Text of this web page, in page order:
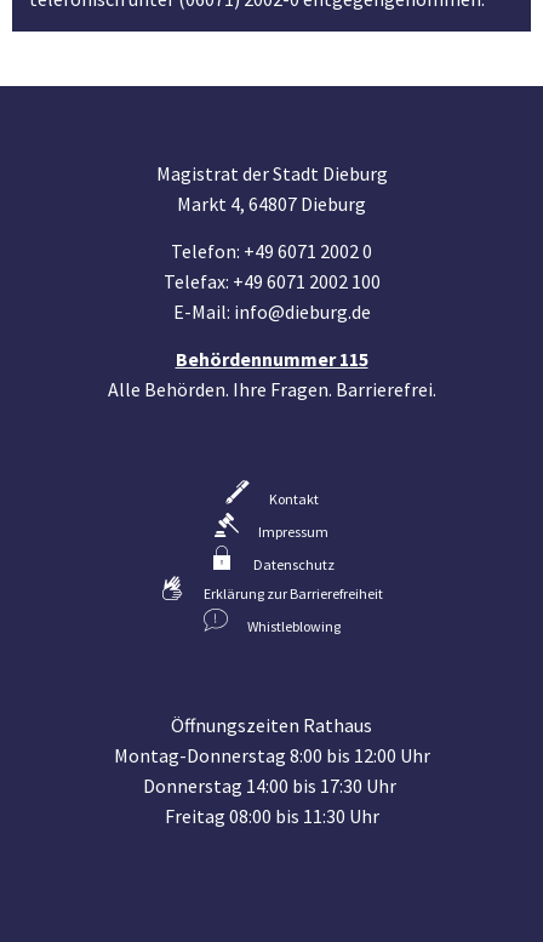
Magistrat der Stadt Dieburg
Markt 4, 64807 Dieburg
Telefon: +49 6071 2002 0
Telefax: +49 6071 2002 100
E-Mail: info@dieburg.de
Behördennummer 115
Alle Behörden. Ihre Fragen. Barrierefrei.
Kontakt
Impressum
Datenschutz
Erklärung zur Barrierefreiheit
Whistleblowing
Öffnungszeiten Rathaus
Montag-Donnerstag 8:00 bis 12:00 Uhr
Donnerstag 14:00 bis 17:30 Uhr
Freitag 08:00 bis 11:30 Uhr